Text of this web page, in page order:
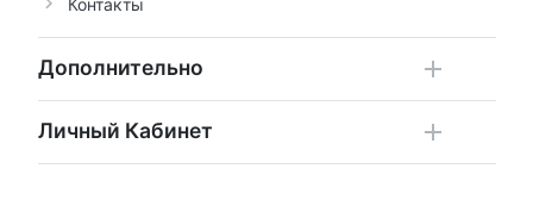
Дополнительно
Личный Кабинет